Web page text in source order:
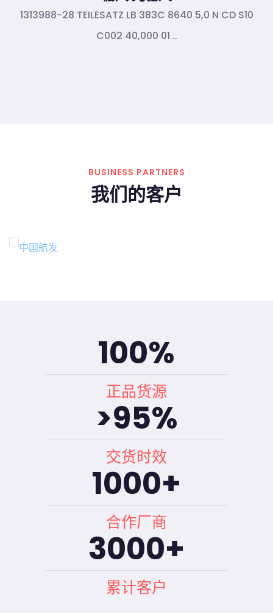
1313988-28 TEILESATZ LB 383C 8640 5,0 N CD S10
C002 40,000 01 ..
BUSINESS PARTNERS
我们的客户
100%
正品货源
>95%
交货时效
1000+
合作厂商
3000+
累计客户